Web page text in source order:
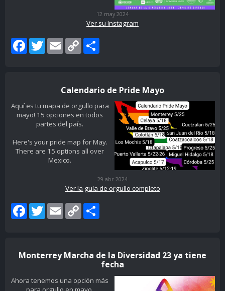
12 may 2024
Ver su Instagram
FacebookTwitterEmail Copy
Link
Calendario de Pride Mayo
Aquí es tu mapa de orgullo para
mayo! 15 opciones en todos
partes del país.
Here's your pride map for May.
There are 15 options all over
Mexico.
29 abr 2024
Ver la guía de orgullo completo
FacebookTwitterEmail Copy
Link
Monterrey Marcha de la Diversidad 23 ya tiene
fecha
Ahora tenemos una opción más